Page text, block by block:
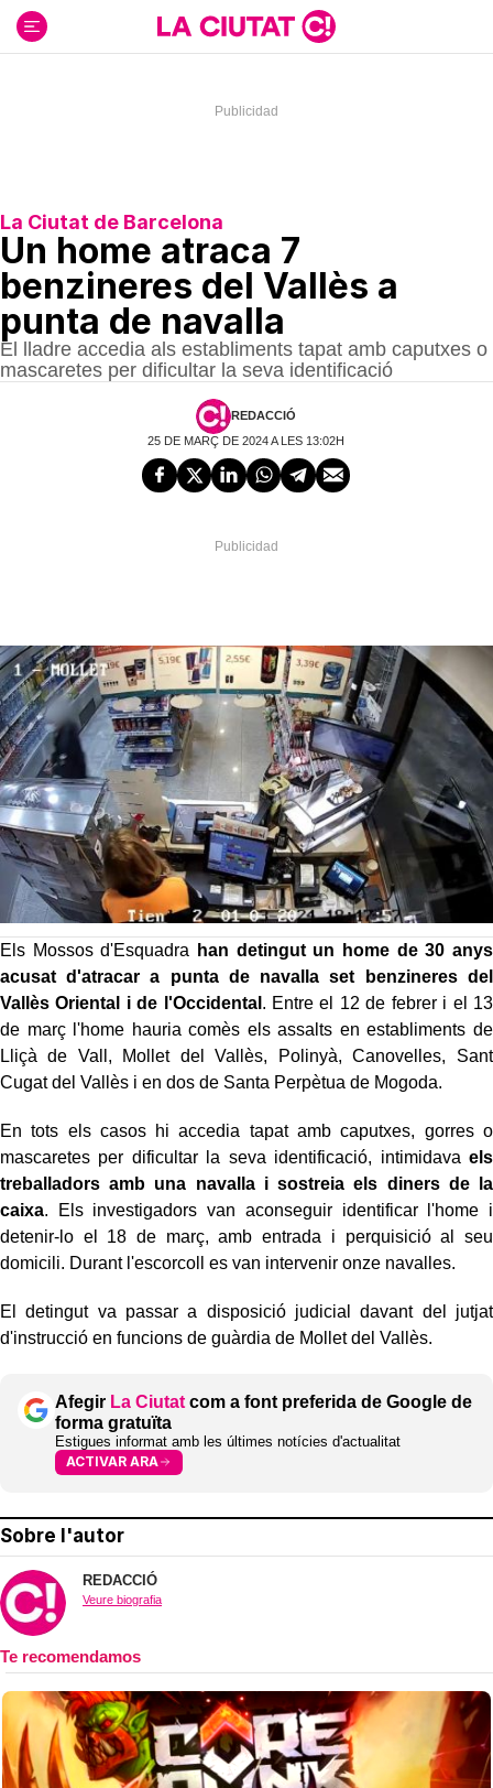
contenido
La Ciutat de Barcelona
Un home atraca 7
benzineres del Vallès a
punta de navalla
El lladre accedia als establiments tapat amb caputxes o
mascaretes per dificultar la seva identificació
REDACCIÓ
25 DE MARÇ DE 2024 A LES 13:02H
Els Mossos d'Esquadra
han detingut un home de 30 anys
acusat d'atracar a punta de navalla set benzineres del
Vallès Oriental i de l'Occidental . Entre el 12 de febrer i el 13
de març l'home hauria comès els assalts en establiments de
Lliçà de Vall, Mollet del Vallès, Polinyà, Canovelles, Sant
Cugat del Vallès i en dos de Santa Perpètua de Mogoda.
En tots els casos hi accedia tapat amb caputxes, gorres o
mascaretes per dificultar la seva identificació, intimidava els
treballadors amb una navalla i sostreia els diners de la
caixa. Els investigadors van aconseguir identificar l'home i
detenir-lo el 18 de març, amb entrada i perquisició al seu
domicili. Durant l'escorcoll es van intervenir onze navalles.
El detingut va passar a disposició judicial davant del jutjat
d'instrucció en funcions de guàrdia de Mollet del Vallès.
Afegir La Ciutat com a font preferida de Google de
forma gratuïta
Estigues informat amb les últimes notícies d'actualitat
ACTIVAR ARA
Sobre l'autor
REDACCIÓ
Veure biografia